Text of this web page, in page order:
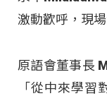
激動歡呼，現
原語會董事長
「從中來學習